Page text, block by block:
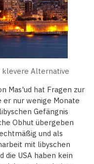
klevere Alternative
Mas'ud hat Fragen zur
nur wenige Monate
Gefängnis
Obhut übergeben
und als
mit libyschen
die USA haben kein